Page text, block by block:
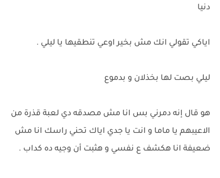
دنيا
اياكي تقولي انك مش بخير اوعي تنطقيها يا ليلي .
ليلي بصت لها بخذلان و بدموع
هو قال إنه دمرني بس انا مش مصدقه دي لعبة قذرة من
الاعيبهم يا ماما و انت يا جدي اياك تحني راسك انا مش
ضعيفة انا هكشف ع نفسي و هثبت أن وجيه ده كداب .